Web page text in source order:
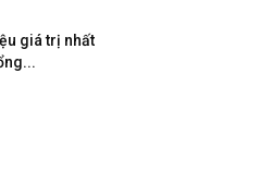
giá trị nhất